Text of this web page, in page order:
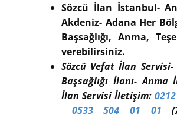
Sözcü İlan İstanbul-
Akdeniz- Adana Her
Başsağlığı, Anma,
verebilirsiniz.
Sözcü Vefat İlan
Başsağlığı İlanı- Anma
İlan Servisi İletişim:
0533 504 01 01